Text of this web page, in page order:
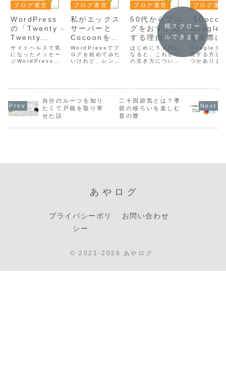
ブログ運営
WordPress
の「Twenty -
Twenty
Four」は削除
していい？標
準テーマを１
サイトヘルスで気
になったメッセー
ジWordPressの
い」と表示されて
認してみました。
停止中のテーマを
確認すると
twenty Four」な
ブログ運営
私がエックス
サーバーと
Cocoonを選
んだ理由
WordPressでブ
ログを始めてみた
いけれど、レンタ
は、私も実際に利
スサーバーと無料
テーマ
「Cocoon」を選
んだ理由をご紹介
します。その後、
ブログ運営
50代からブロ
グをおすすめ
する理由｜経
験はこれから
誰かの役に立
つ
はじめに５０代に
なると、これから
の生き方について
家族のこと、健康
れ状況は違います
が、人生の節目を
迎える年代なのか
もしれません。私
自身、これからど
ブログ運
【
Google
を実際に
してみた
Googleタ
置する方法
つかありま
が、今回は
ジャー（
使う方法を
てみました
ークスペー
横スクロー
ルできます
自分のルーツを知り
たくて戸籍を取り寄
せた話
二十四節気とは？季
節の移ろいを楽しむ
昔の暦
あやログ
プライバシーポリ
シー
お問い合わせ
© 2021-2026 あやログ.